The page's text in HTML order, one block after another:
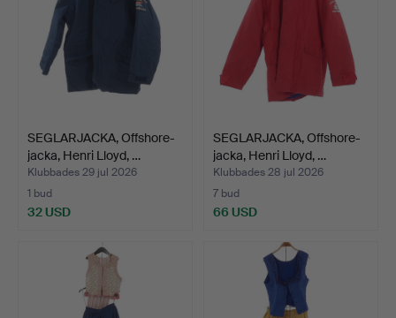
Kalmar
SEGLARJACKA, Offshore-
jacka, Henri Lloyd, …
Klubbades 29 jul 2026
1 bud
32 USD
SEGLARJACKA, Offshore-
jacka, Henri Lloyd, …
Klubbades 28 jul 2026
7 bud
66 USD